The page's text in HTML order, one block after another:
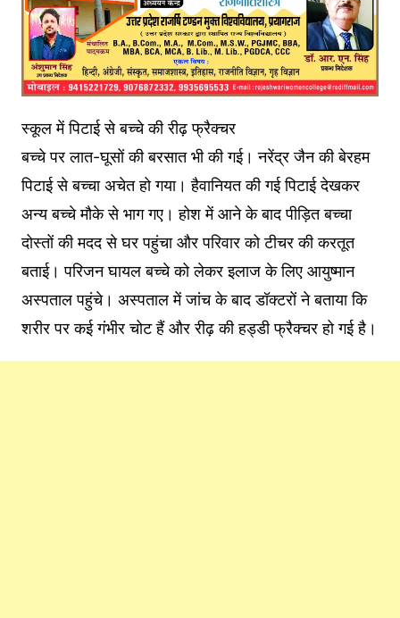
स्कूल में पिटाई से बच्चे की रीढ़ फ्रैक्चर
बच्चे पर लात-घूसों की बरसात भी की गई। नरेंद्र जैन की बेरहम
पिटाई से बच्चा अचेत हो गया। हैवानियत की गई पिटाई देखकर
अन्य बच्चे मौके से भाग गए। होश में आने के बाद पीड़ित बच्चा
दोस्तों की मदद से घर पहुंचा और परिवार को टीचर की करतूत
बताई। परिजन घायल बच्चे को लेकर इलाज के लिए आयुष्मान
अस्पताल पहुंचे। अस्पताल में जांच के बाद डॉक्टरों ने बताया कि
शरीर पर कई गंभीर चोट हैं और रीढ़ की हड्डी फ्रैक्चर हो गई है।